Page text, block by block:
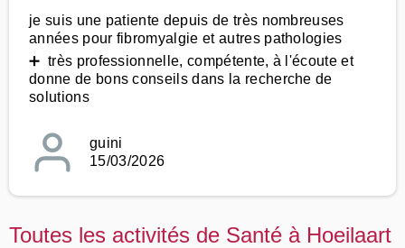
je suis une patiente depuis de très nombreuses
années pour fibromyalgie et autres pathologies
➕ très professionnelle, compétente, à l'écoute et
donne de bons conseils dans la recherche de
solutions
guini
15/03/2026
Toutes les activités de Santé à Hoeilaart